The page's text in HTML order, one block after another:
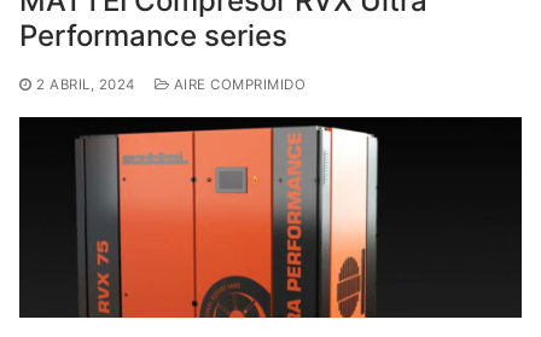
Performance series
2 ABRIL, 2024 AIRE COMPRIMIDO